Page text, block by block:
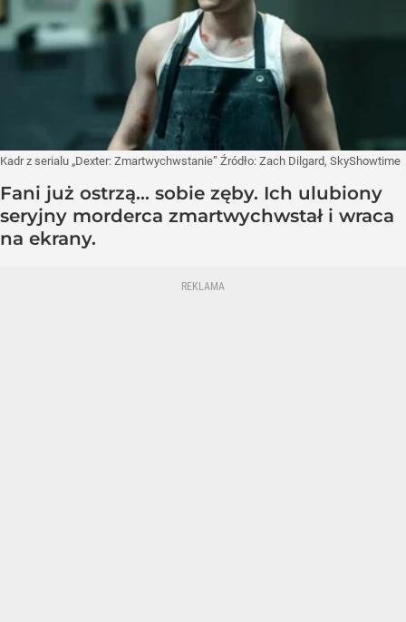
Kadr z serialu „Dexter: Zmartwychwstanie” Źródło: Zach Dilgard, SkyShowtime
Fani już ostrzą... sobie zęby. Ich ulubiony
seryjny morderca zmartwychwstał i wraca
na ekrany.